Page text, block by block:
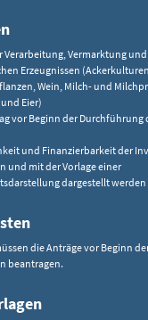
Verarbeitung, Vermarktung
Erzeugnissen
Wein, Milch- und
Eier)
vor Beginn der
und Finanzierbarkeit der
und mit der Vorlage einer
dargestellt werden
die Anträge vor Beginn
beantragen.